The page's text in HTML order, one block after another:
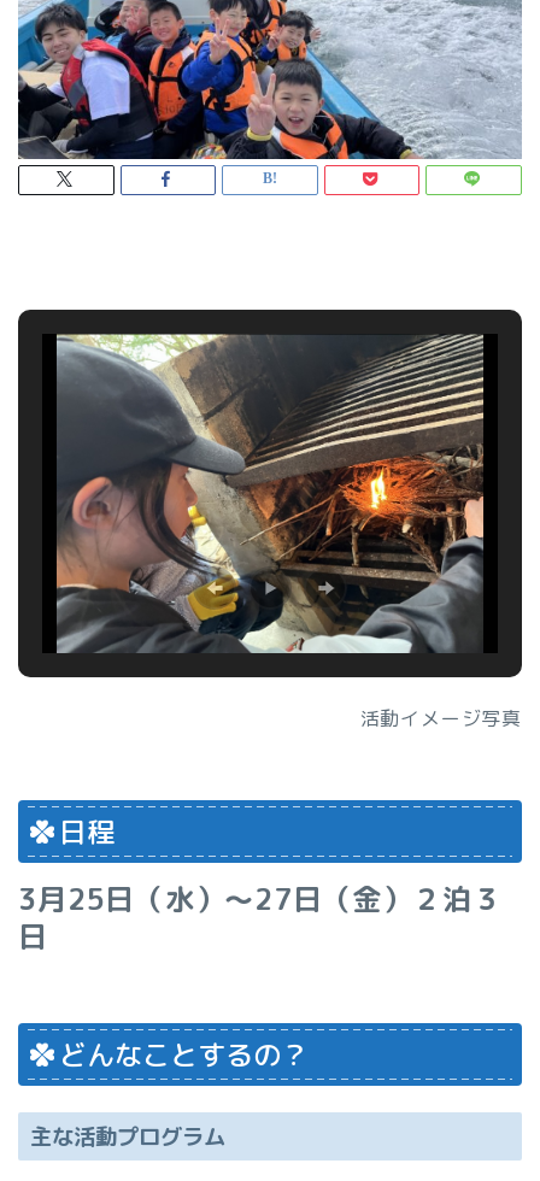
活動イメージ写真
日程
3月25日（水）～27日（金）２泊３
日
どんなことするの？
主な活動プログラム